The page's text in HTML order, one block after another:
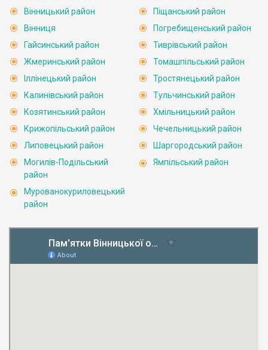
Вінницький район
Вінниця
Гайсинський район
Жмеринський район
Іллінецький район
Калинівський район
Козятинський район
Крижопільський район
Липовецький район
Могилів-Подільський
район
Мурованокуриловецький
район
Піщанський район
Погребищенський район
Тиврівський район
Томашпільський район
Тростянецький район
Тульчинський район
Хмільницький район
Чечельницький район
Шаргородський район
Ямпільський район